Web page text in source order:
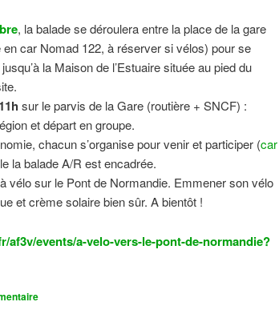
, la balade se déroulera entre la place de la gare
car Nomad 122, à réserver si vélos) pour se
la Maison de l’Estuaire située au pied du
sur le parvis de la Gare (routière + SNCF) :
et départ en groupe.
chacun s’organise pour venir et participer (car
la balade A/R est encadrée.
vélo sur le Pont de Normandie. Emmener son vélo
et crème solaire bien sûr. A bientôt !
af3v/events/a-velo-vers-le-pont-de-normandie?